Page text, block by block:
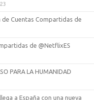
Cuentas Compartidas de
de @NetflixES
PARA LA HUMANIDAD
a España con una nueva